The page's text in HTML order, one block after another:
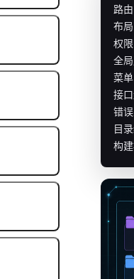
路由
布局
权限
全
菜单
接
错
目
构